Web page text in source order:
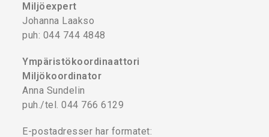
Miljöexpert
Johanna Laakso
puh: 044 744 4848
Ympäristökoordinaattori
Miljökoordinator
Anna Sundelin
puh./tel. 044 766 6129
E-postadresser har formatet: